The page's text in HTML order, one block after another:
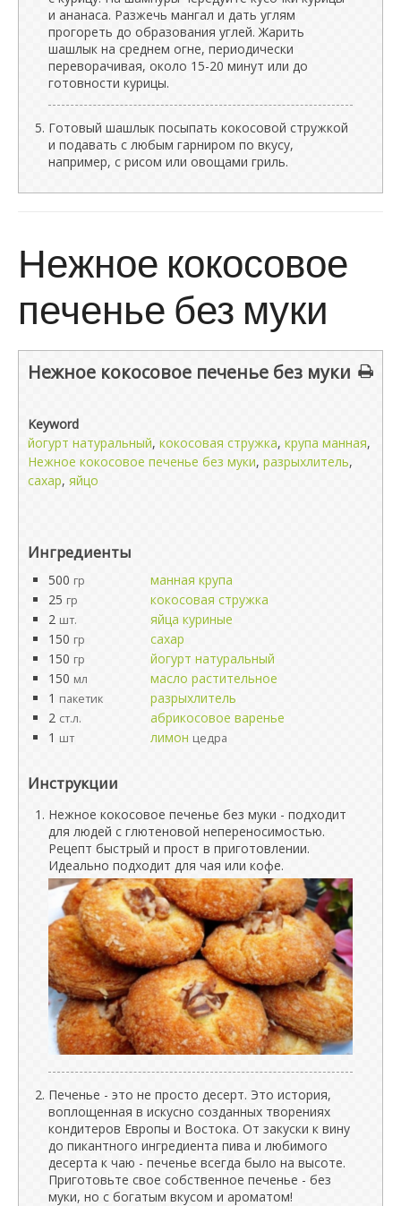
и ананаса. Разжечь мангал и дать углям
прогореть до образования углей. Жарить
шашлык на среднем огне, периодически
переворачивая, около 15-20 минут или до
готовности курицы.
Готовый шашлык посыпать кокосовой стружкой
и подавать с любым гарниром по вкусу,
например, с рисом или овощами гриль.
Нежное кокосовое
печенье без муки
Нежное кокосовое печенье без муки
Keyword
йогурт натуральный, кокосовая стружка, крупа манная,
Нежное кокосовое печенье без муки, разрыхлитель,
сахар, яйцо
Ингредиенты
500 гр
манная крупа
25 гр
кокосовая стружка
2 шт.
яйца куриные
150 гр
сахар
150 гр
йогурт натуральный
150 мл
масло растительное
1 пакетик
разрыхлитель
2 ст.л.
абрикосовое варенье
1 шт лимон цедра
Инструкции
Нежное кокосовое печенье без муки - подходит
для людей с глютеновой непереносимостью.
Рецепт быстрый и прост в приготовлении.
Идеально подходит для чая или кофе.
Печенье - это не просто десерт. Это история,
воплощенная в искусно созданных творениях
кондитеров Европы и Востока. От закуски к вину
до пикантного ингредиента пива и любимого
десерта к чаю - печенье всегда было на высоте.
Приготовьте свое собственное печенье - без
муки, но с богатым вкусом и ароматом!